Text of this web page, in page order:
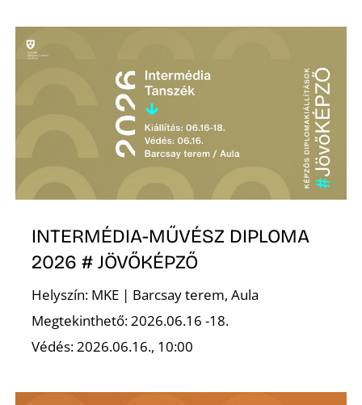
INTERMÉDIA-MŰVÉSZ DIPLOMA
2026 # JÖVŐKÉPZŐ
Helyszín: MKE | Barcsay terem, Aula
Megtekinthető: 2026.06.16 -18.
Védés: 2026.06.16., 10:00